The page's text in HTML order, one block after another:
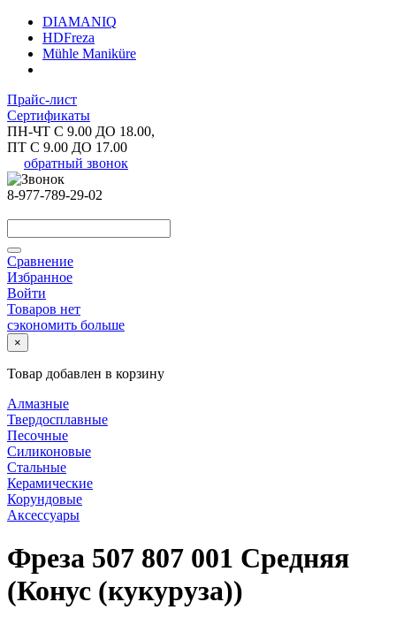
DIAMANIQ
HDFreza
Mühle Maniküre
Прайс-лист
Сертификаты
ПН-ЧТ С 9.00 ДО 18.00,
ПТ С 9.00 ДО 17.00
обратный звонок
8-977-789-29-02
Сравнение
Избранное
Войти
Товаров нет
сэкономить больше
×
Товар добавлен в корзину
Алмазные
Твердосплавные
Песочные
Силиконовые
Стальные
Керамические
Корундовые
Аксессуары
Фреза 507 807 001 Средняя
(Конус (кукуруза))